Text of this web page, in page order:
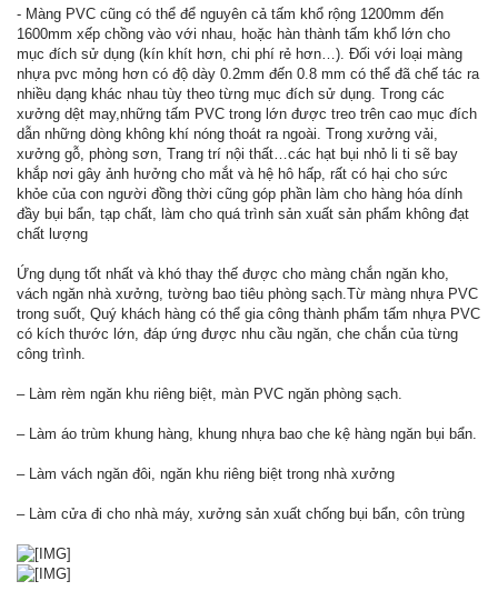
- Màng PVC cũng có thể để nguyên cả tấm khổ rộng 1200mm đến
1600mm xếp chồng vào với nhau, hoặc hàn thành tấm khổ lớn cho
mục đích sử dụng (kín khít hơn, chi phí rẻ hơn…). Đối với loại màng
nhựa pvc mỏng hơn có độ dày 0.2mm đến 0.8 mm có thể đã chế tác ra
nhiều dạng khác nhau tùy theo từng mục đích sử dụng. Trong các
xưởng dệt may,những tấm PVC trong lớn được treo trên cao mục đích
dẫn những dòng không khí nóng thoát ra ngoài. Trong xưởng vải,
xưởng gỗ, phòng sơn, Trang trí nội thất…các hạt bụi nhỏ li ti sẽ bay
khắp nơi gây ảnh hưởng cho mắt và hệ hô hấp, rất có hại cho sức
khỏe của con người đồng thời cũng góp phần làm cho hàng hóa dính
đầy bụi bẩn, tạp chất, làm cho quá trình sản xuất sản phẩm không đạt
chất lượng
Ứng dụng tốt nhất và khó thay thế được cho màng chắn ngăn kho,
vách ngăn nhà xưởng, tường bao tiêu phòng sạch.Từ màng nhựa PVC
trong suốt, Quý khách hàng có thể gia công thành phẩm tấm nhựa PVC
có kích thước lớn, đáp ứng được nhu cầu ngăn, che chắn của từng
công trình.
– Làm rèm ngăn khu riêng biệt, màn PVC ngăn phòng sạch.
– Làm áo trùm khung hàng, khung nhựa bao che kệ hàng ngăn bụi bẩn.
– Làm vách ngăn đôi, ngăn khu riêng biệt trong nhà xưởng
– Làm cửa đi cho nhà máy, xưởng sản xuất chống bụi bẩn, côn trùng